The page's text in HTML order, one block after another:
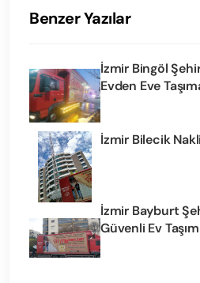
Benzer Yazılar
İzmir Bingöl
Evden Eve
İzmir Bilecik
İzmir Bayburt
Güvenli Ev